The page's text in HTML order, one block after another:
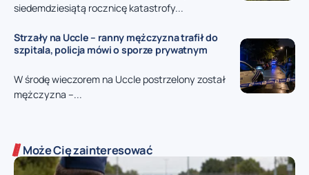
siedemdziesiątą rocznicę katastrofy...
Strzały na Uccle – ranny mężczyzna trafił do
szpitala, policja mówi o sporze prywatnym
W środę wieczorem na Uccle postrzelony został
mężczyzna –...
Może Cię zainteresować